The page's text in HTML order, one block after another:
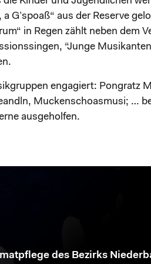
a G’spoaß“ aus der Reserve
in Regen zählt neben dem
“Junge
engagiert: Pongratz
Muckenschoasmusi; …
ausgeholfen.
des Bezirks